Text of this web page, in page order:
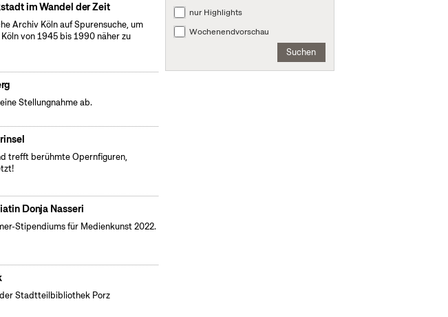
im Wandel der Zeit
Archiv Köln auf Spurensuche, um
von 1945 bis 1990 näher zu
Stellungnahme ab.
trefft berühmte Opernfiguren,
Donja Nasseri
Stipendiums für Medienkunst 2022.
Stadtteilbibliothek Porz
nur Highlights
Wochenendvorschau
Suchen